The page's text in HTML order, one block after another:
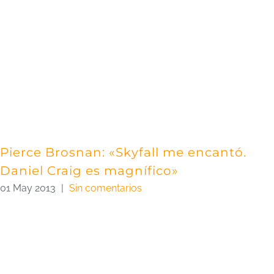
Pierce Brosnan: «Skyfall me encantó.
Daniel Craig es magnífico»
01 May 2013 Sin comentarios